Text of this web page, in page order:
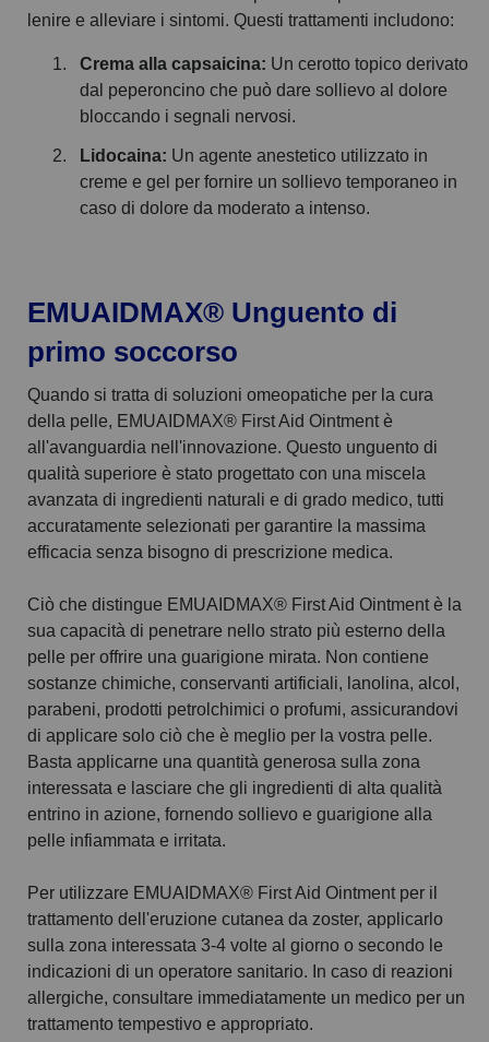
lenire e alleviare i sintomi. Questi trattamenti includono:
Crema alla capsaicina: Un cerotto topico derivato
dal peperoncino che può dare sollievo al dolore
bloccando i segnali nervosi.
Lidocaina: Un agente anestetico utilizzato in
creme e gel per fornire un sollievo temporaneo in
caso di dolore da moderato a intenso.
EMUAIDMAX® Unguento di
primo soccorso
Quando si tratta di soluzioni omeopatiche per la cura
della pelle, EMUAIDMAX® First Aid Ointment è
all'avanguardia nell'innovazione. Questo unguento di
qualità superiore è stato progettato con una miscela
avanzata di ingredienti naturali e di grado medico, tutti
accuratamente selezionati per garantire la massima
efficacia senza bisogno di prescrizione medica.
Ciò che distingue EMUAIDMAX® First Aid Ointment è la
sua capacità di penetrare nello strato più esterno della
pelle per offrire una guarigione mirata. Non contiene
sostanze chimiche, conservanti artificiali, lanolina, alcol,
parabeni, prodotti petrolchimici o profumi, assicurandovi
di applicare solo ciò che è meglio per la vostra pelle.
Basta applicarne una quantità generosa sulla zona
interessata e lasciare che gli ingredienti di alta qualità
entrino in azione, fornendo sollievo e guarigione alla
pelle infiammata e irritata.
Per utilizzare EMUAIDMAX® First Aid Ointment per il
trattamento dell'eruzione cutanea da zoster, applicarlo
sulla zona interessata 3-4 volte al giorno o secondo le
indicazioni di un operatore sanitario. In caso di reazioni
allergiche, consultare immediatamente un medico per un
trattamento tempestivo e appropriato.